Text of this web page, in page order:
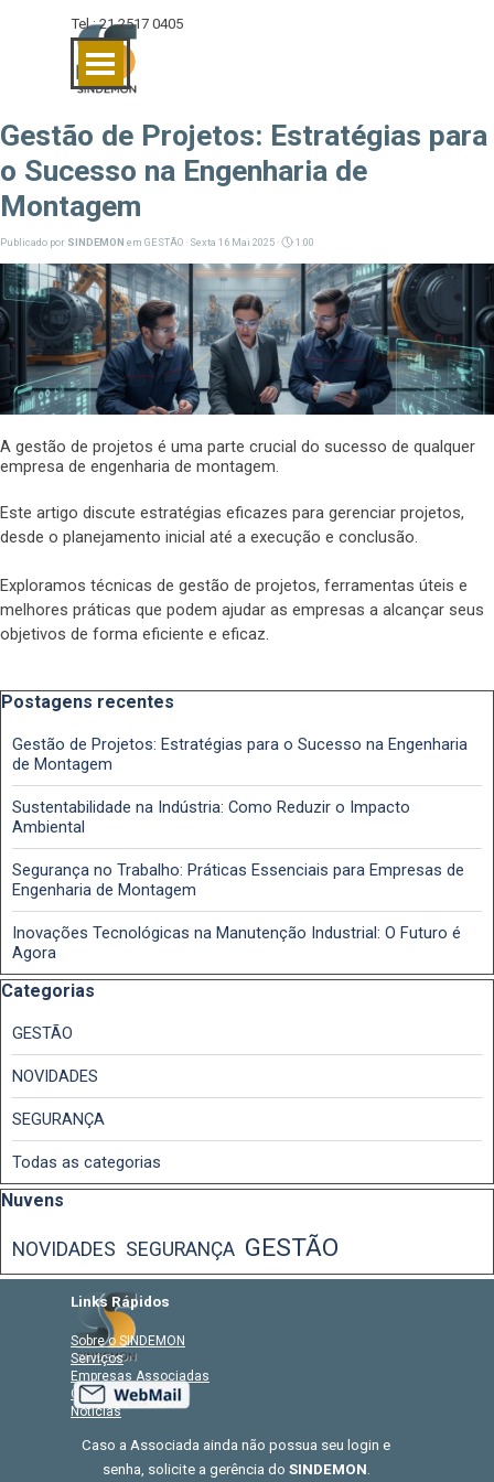
Pular menu
Tel.: 21 2517 0405
Gestão de Projetos: Estratégias para
o Sucesso na Engenharia de
Montagem
Publicado por SINDEMON em GESTÃO · Sexta 16 Mai 2025 · 1:00
A gestão de projetos é uma parte crucial do sucesso de qualquer
empresa de engenharia de montagem.
Este artigo discute estratégias eficazes para gerenciar projetos,
desde o planejamento inicial até a execução e conclusão.
Exploramos técnicas de gestão de projetos, ferramentas úteis e
melhores práticas que podem ajudar as empresas a alcançar seus
objetivos de forma eficiente e eficaz.
Pular bloco Postagens recentes
Postagens recentes
Gestão de Projetos: Estratégias para o Sucesso na Engenharia
de Montagem
Sustentabilidade na Indústria: Como Reduzir o Impacto
Ambiental
Segurança no Trabalho: Práticas Essenciais para Empresas de
Engenharia de Montagem
Inovações Tecnológicas na Manutenção Industrial: O Futuro é
Agora
Pular bloco Categorias
Categorias
GESTÃO
NOVIDADES
SEGURANÇA
Todas as categorias
Pular bloco Nuvens
Nuvens
NOVIDADES SEGURANÇA GESTÃO
Caso a Associada ainda não possua seu login e
senha, solicite a gerência do SINDEMON.
Links Rápidos
Sobre o SINDEMON
Serviços
Empresas Associadas
CCT
Notícias